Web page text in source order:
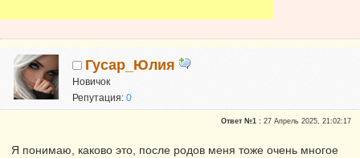
Гусар_Юлия
Новичок
Репутация:0
Ответ №1 :27 Апрель 2025, 21:02:17
Я понимаю, каково это, после родов меня тоже очень многое